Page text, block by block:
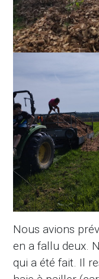
Nous avions
en a fallu deux.
qui a été fait. Il